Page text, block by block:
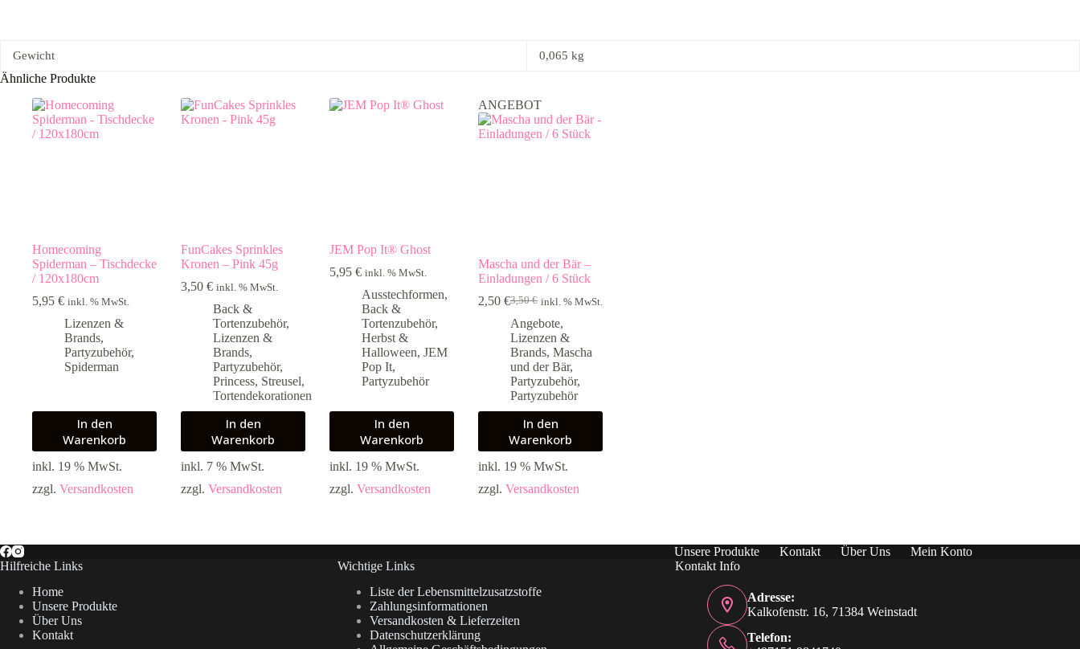
Gewicht 0,065 kg
Ähnliche Produkte
Homecoming
Spiderman – Tischdecke
/ 120x180cm
5,95 € inkl. % MwSt.
Lizenzen &
Brands,
Partyzubehör,
Spiderman
In den
Warenkorb
inkl. 19 % MwSt.
zzgl. Versandkosten
FunCakes Sprinkles
Kronen – Pink 45g
3,50 € inkl. % MwSt.
Back &
Tortenzubehör,
Lizenzen &
Brands,
Partyzubehör,
Princess, Streusel,
Tortendekorationen
In den
Warenkorb
inkl. 7 % MwSt.
zzgl. Versandkosten
JEM Pop It® Ghost
5,95 € inkl. % MwSt.
Ausstechformen,
Back &
Tortenzubehör,
Herbst &
Halloween, JEM
Pop It,
Partyzubehör
In den
Warenkorb
inkl. 19 % MwSt.
zzgl. Versandkosten
ANGEBOT
Mascha und der Bär –
Einladungen / 6 Stück
3,50€
Ursprünglicher
Preis
war:
3,50 €
2,50 €Aktueller
Preis
ist:
2,50 €.
inkl. % MwSt.
Angebote,
Lizenzen &
Brands, Mascha
und der Bär,
Partyzubehör,
Partyzubehör
In den
Warenkorb
inkl. 19 % MwSt.
zzgl. Versandkosten
Unsere Produkte Kontakt Über Uns
Mein Konto
Hilfreiche Links
Home
Unsere Produkte
Über Uns
Kontakt
Wichtige Links
Liste der Lebensmittelzusatzstoffe
Zahlungsinformationen
Versandkosten & Lieferzeiten
Datenschutzerklärung
Kontakt Info
Adresse:
Kalkofenstr. 16, 71384 Weinstadt
Telefon: